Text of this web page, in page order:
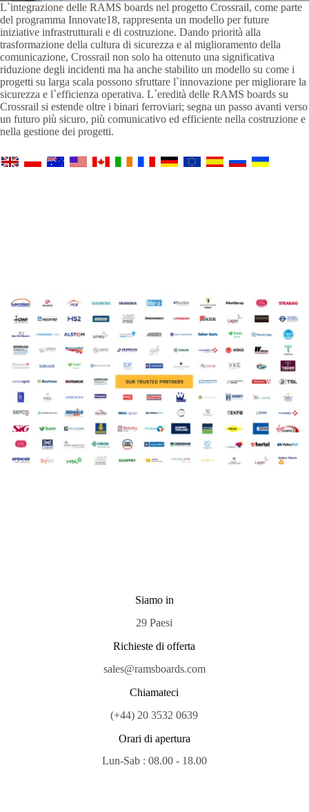
L`integrazione delle RAMS boards nel progetto Crossrail, come parte
del programma Innovate18, rappresenta un modello per future
iniziative infrastrutturali e di costruzione. Dando priorità alla
trasformazione della cultura di sicurezza e al miglioramento della
comunicazione, Crossrail non solo ha ottenuto una significativa
riduzione degli incidenti ma ha anche stabilito un modello su come i
progetti su larga scala possono sfruttare l`innovazione per migliorare la
sicurezza e l`efficienza operativa. L`eredità delle RAMS boards su
Crossrail si estende oltre i binari ferroviari; segna un passo avanti verso
un futuro più sicuro, più comunicativo ed efficiente nella costruzione e
nella gestione dei progetti.
Siamo in
29 Paesi
Richieste di offerta
sales@ramsboards.com
Chiamateci
(+44) 20 3532 0639
Orari di apertura
Lun-Sab : 08.00 - 18.00